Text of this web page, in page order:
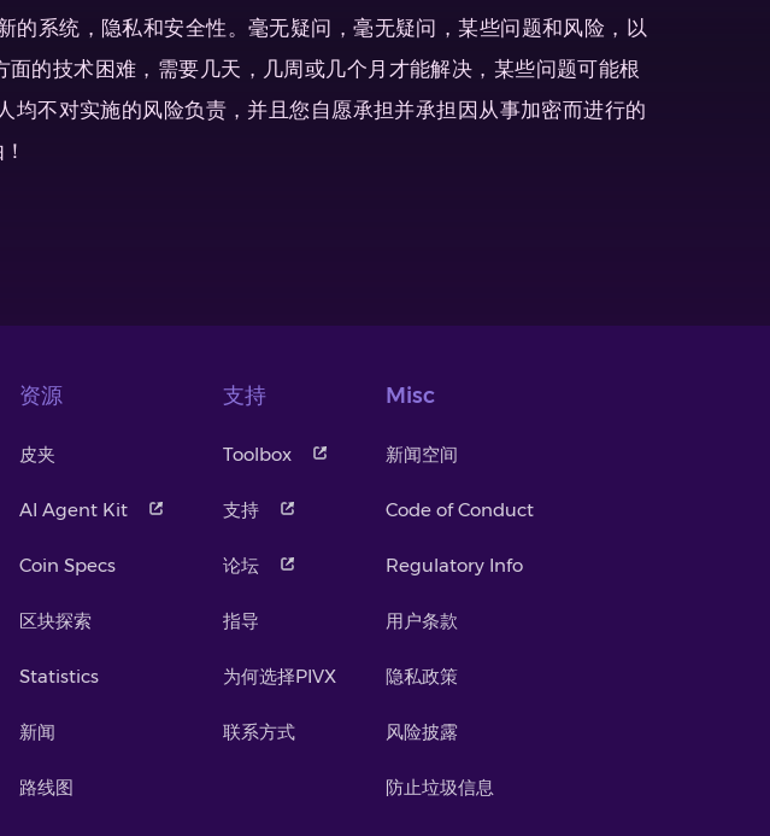
系统，隐私和安全性。毫无疑问，毫无疑问，某些问题和风险，以
的技术困难，需要几天，几周或几个月才能解决，某些问题可能根
不对实施的风险负责，并且您自愿承担并承担因从事加密而进行的
资源
皮夹
AI Agent Kit
Coin Specs
区块探索
Statistics
新闻
路线图
支持
Toolbox
支持
论坛
指导
为何选择PIVX
联系方式
Misc
新闻空间
Code of Conduct
Regulatory Info
用户条款
隐私政策
风险披露
防止垃圾信息